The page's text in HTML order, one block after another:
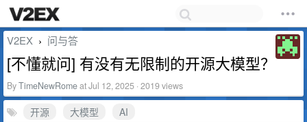
V2EX › 问与答
[不懂就问] 有没有无限制的开源大模型？
ByTimeNewRomeat Jul 12, 2025 · 2019 views
开源 大模型
AI